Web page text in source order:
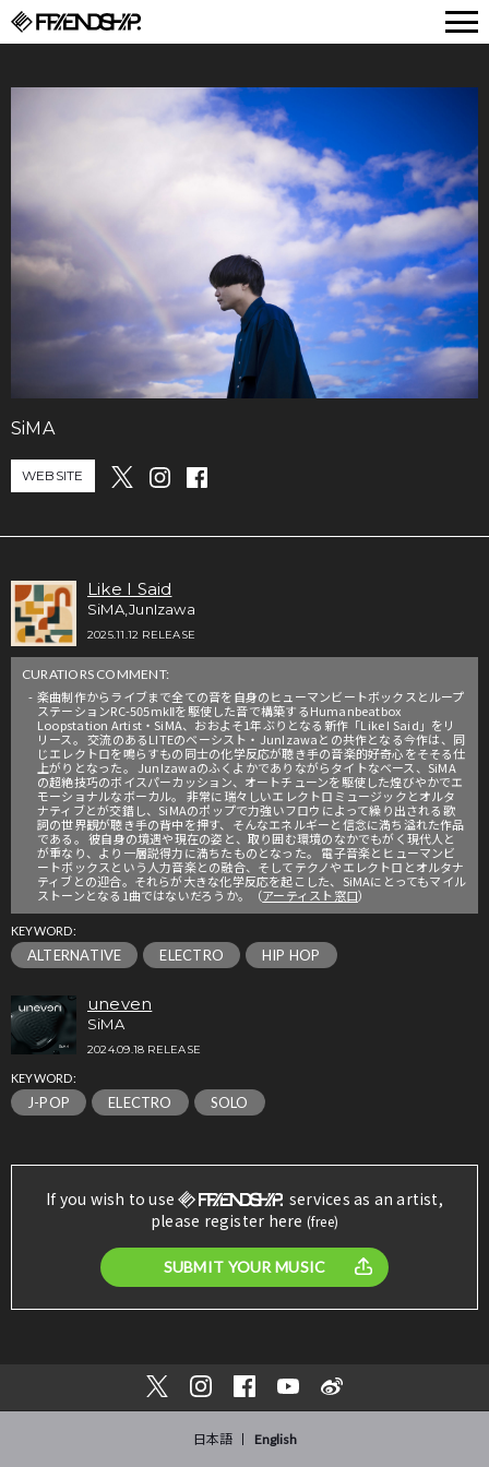
SiMA
WEBSITE
Like I Said
SiMA,JunIzawa
2025.11.12 RELEASE
CURATIORS COMMENT:
楽曲制作からライブまで全ての音を自身のヒューマンビートボックスとループ
ステーションRC-505mkⅡを駆使した音で構築するHumanbeatbox
Loopstation Artist・SiMA、おおよそ1年ぶりとなる新作「Like I Said」をリ
リース。 交流のあるLITEのベーシスト・JunIzawaとの共作となる今作は、同
じエレクトロを鳴らすもの同士の化学反応が聴き手の音楽的好奇心をそそる仕
上がりとなった。 JunIzawaのふくよかでありながらタイトなベース、SiMA
の超絶技巧のボイスパーカッション、オートチューンを駆使した煌びやかでエ
モーショナルなボーカル。 非常に瑞々しいエレクトロミュージックとオルタ
ナティブとが交錯し、SiMAのポップで力強いフロウによって繰り出される歌
詞の世界観が聴き手の背中を押す、そんなエネルギーと信念に満ち溢れた作品
である。 彼自身の境遇や現在の姿と、取り囲む環境のなかでもがく現代人と
が重なり、より一層説得力に満ちたものとなった。 電子音楽とヒューマンビ
ートボックスという人力音楽との融合、そしてテクノやエレクトロとオルタナ
ティブとの迎合。それらが大きな化学反応を起こした、SiMAにとってもマイル
ストーンとなる1曲ではないだろうか。（アーティスト窓口）
KEYWORD:
ALTERNATIVE ELECTRO HIP HOP
uneven
SiMA
2024.09.18 RELEASE
KEYWORD:
J-POP ELECTRO SOLO
If you wish to use
services as an artist,
please register here (free)
SUBMIT YOUR MUSIC
日本語 English